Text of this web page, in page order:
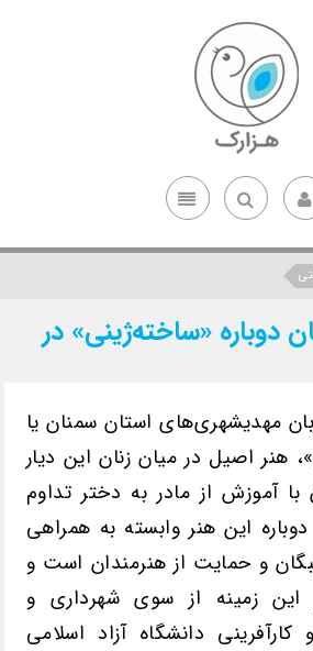
دوباره «ساخته‌ژینی» در
مهدیشهری‌های استان سمنان یا
هنر اصیل در میان زنان این دیار
آموزش از مادر به دختر تداوم
این هنر وابسته به همراهی
و حمایت از هنرمندان است و
این زمینه از سوی شهرداری و
دانشگاه آزاد اسلامی